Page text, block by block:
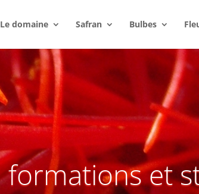
Le domaine Safran Bulbes
formations et